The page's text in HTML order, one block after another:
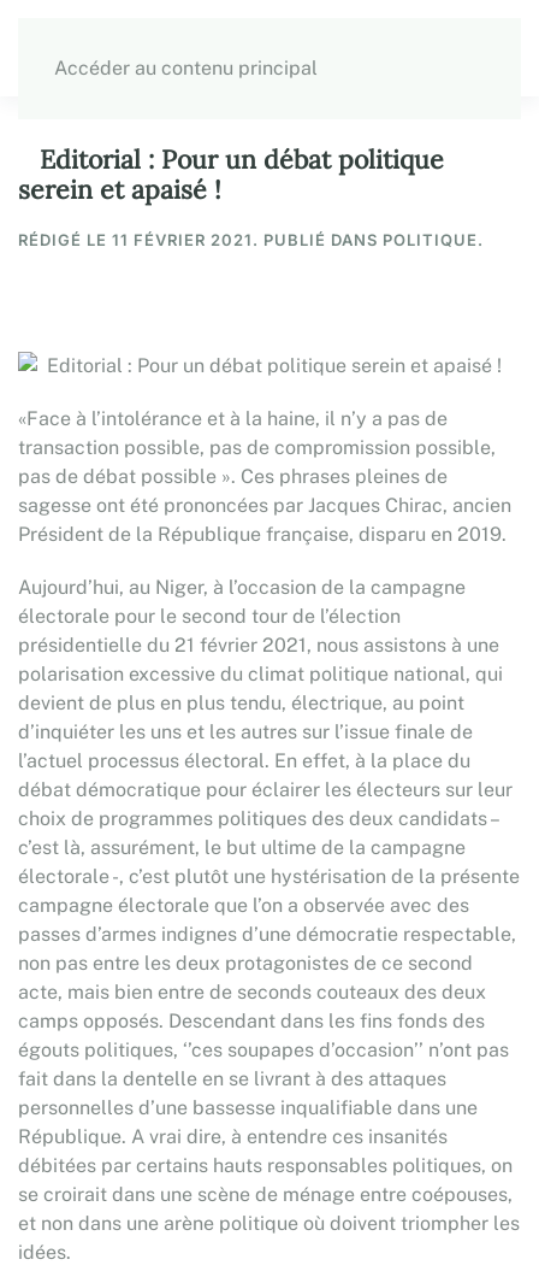
Accéder au contenu principal
Editorial : Pour un débat politique
serein et apaisé !
RÉDIGÉ LE 11 FÉVRIER 2021. PUBLIÉ DANS POLITIQUE.
«Face à l’intolérance et à la haine, il n’y a pas de
transaction possible, pas de compromission possible,
pas de débat possible ». Ces phrases pleines de
sagesse ont été prononcées par Jacques Chirac, ancien
Président de la République française, disparu en 2019.
Aujourd’hui, au Niger, à l’occasion de la campagne
électorale pour le second tour de l’élection
présidentielle du 21 février 2021, nous assistons à une
polarisation excessive du climat politique national, qui
devient de plus en plus tendu, électrique, au point
d’inquiéter les uns et les autres sur l’issue finale de
l’actuel processus électoral. En effet, à la place du
débat démocratique pour éclairer les électeurs sur leur
choix de programmes politiques des deux candidats –
c’est là, assurément, le but ultime de la campagne
électorale -, c’est plutôt une hystérisation de la présente
campagne électorale que l’on a observée avec des
passes d’armes indignes d’une démocratie respectable,
non pas entre les deux protagonistes de ce second
acte, mais bien entre de seconds couteaux des deux
camps opposés. Descendant dans les fins fonds des
égouts politiques, ‘’ces soupapes d’occasion’’ n’ont pas
fait dans la dentelle en se livrant à des attaques
personnelles d’une bassesse inqualifiable dans une
République. A vrai dire, à entendre ces insanités
débitées par certains hauts responsables politiques, on
se croirait dans une scène de ménage entre coépouses,
et non dans une arène politique où doivent triompher les
idées.